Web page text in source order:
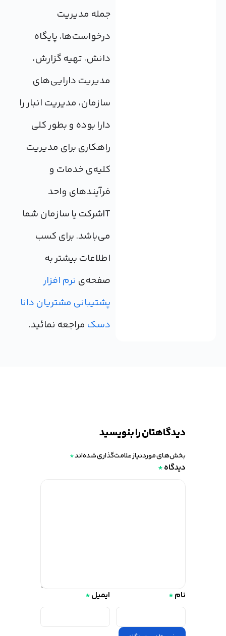
جمله مدیریت
درخواست‌ها، پایگاه
دانش، تهیه گزارش،
مدیریت دارایی‌های
سازمان، مدیریت انبار را
دارا بوده و بطور کلی
راهکاری برای مدیریت
کلیه‌ی خدمات و
فرآیندهای واحد
ITشرکت یا سازمان شما
می‌باشد. برای کسب
اطلاعات بیشتر به
صفحه‌ی نرم افزار
پشتیبانی مشتریان دانا
دسک مراجعه نمائید.
دیدگاهتان را بنویسید
بخش‌های موردنیاز علامت‌گذاری شده‌اند*
دیدگاه*
نام* ایمیل*